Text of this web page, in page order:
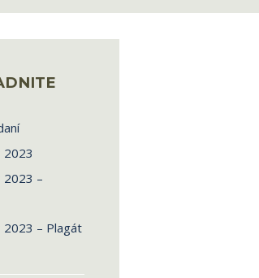
2023
2023 –
2023 – Plagát